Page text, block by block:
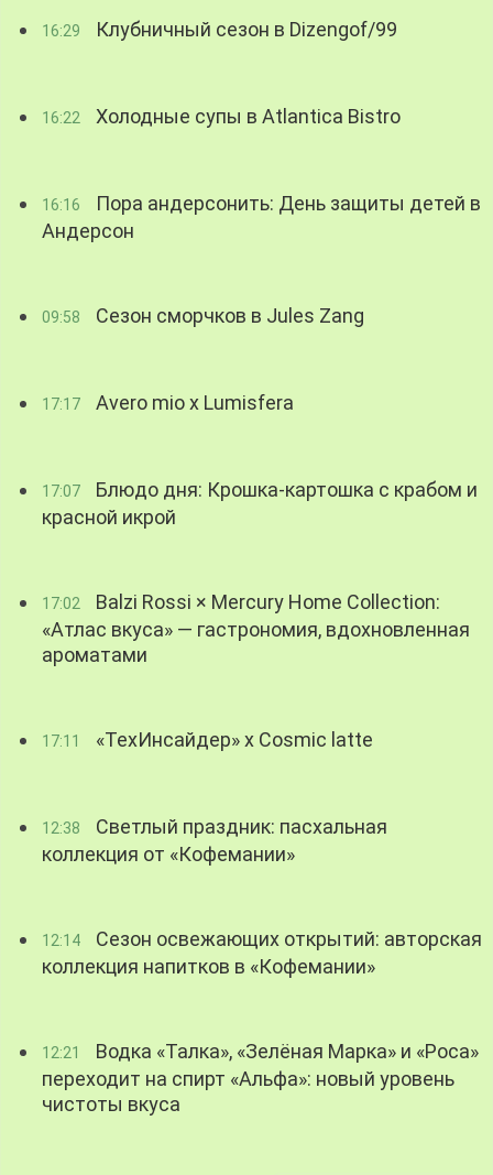
16:29 Клубничный сезон в Dizengof/99
16:22 Холодные супы в Atlantica Bistro
16:16
Пора андерсонить: День защиты детей в
Андерсон
09:58 Сезон сморчков в Jules Zang
17:17 Avero mio x Lumisfera
17:07
Блюдо дня: Крошка-картошка с крабом и
красной икрой
17:02
Balzi Rossi × Mercury Home Collection:
«Атлас вкуса» — гастрономия, вдохновленная
ароматами
17:11 «ТехИнсайдер» х Cosmic latte
12:38
Светлый праздник: пасхальная
коллекция от «Кофемании»
12:14
Сезон освежающих открытий: авторская
коллекция напитков в «Кофемании»
12:21
Водка «Талка», «Зелёная Марка» и «Роса»
переходит на спирт «Альфа»: новый уровень
чистоты вкуса